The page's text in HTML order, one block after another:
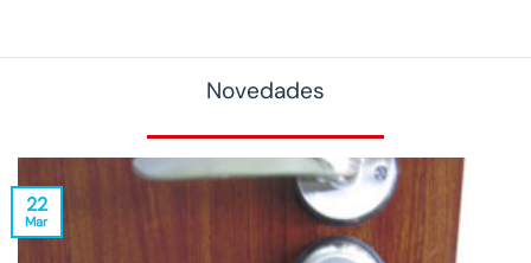
Novedades
22
Mar